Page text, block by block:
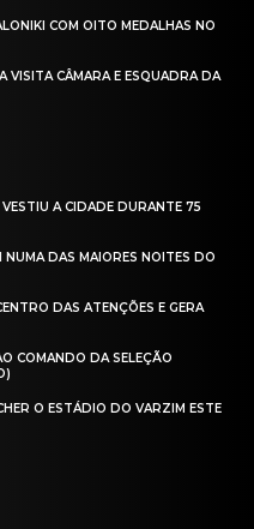
COM OITO MEDALHAS NO
CÂMARA E ESQUADRA DA
A CIDADE DURANTE 75
NUMA DAS MAIORES NOITES DO
DAS ATENÇÕES E GERA
COMANDO DA SELEÇÃO
O ESTÁDIO DO VARZIM ESTE